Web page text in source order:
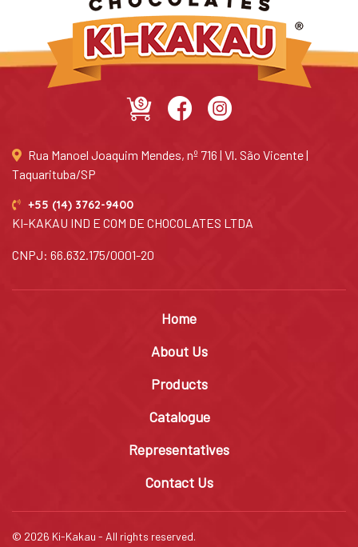
Rua Manoel Joaquim Mendes, nº 716 | Vl. São Vicente |
Taquarituba/SP
+55 (14) 3762-9400
KI-KAKAU IND E COM DE CHOCOLATES LTDA
CNPJ: 66.632.175/0001-20
Home
About Us
Products
Catalogue
Representatives
Contact Us
© 2026 Ki-Kakau - All rights reserved.